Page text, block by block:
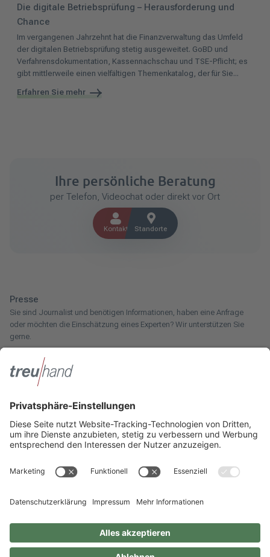
Die digitale Betriebsprüfung – Herausforderung und
Chance
Im vergangenen Jahrzehnt hat die Finanzverwaltung das Umfeld
der digitalen Betriebsprüfung stetig ausgeweitet. GoBD und
Verfahrensdokumentation, Kassennachschau und TSE-Pflicht; es
gibt mittlerweile einen vielfältigen Themenkatalog, der für Sie...
Erfahren Sie mehr
Ihre persönliche Beratung
per Telefon, Videochat oder direkt vor Ort
Kontakt Standorte
Presse
Sie sind Journalist und benötigen Informationen, haben eine Anfrage
oder möchten die Einschätzung eines Experten? Wir unterstützen Sie
gerne.
Innotax
forstwirtschaftlichen Betrieb oder kommen aus dem Handwerk und
suchen einen Steuerberater? Bei der Innotax bieten wir Ihnen individuelle
Beratung für jede Lebensphase.
Die Innotax kennenlernen
Social Media
Sie uns einfach auf unseren Social-Media-Kanälen.